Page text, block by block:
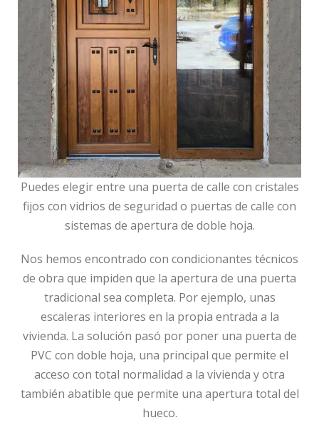
Puedes elegir entre una puerta de calle con cristales
fijos con vidrios de seguridad o puertas de calle con
sistemas de apertura de doble hoja.
Nos hemos encontrado con condicionantes técnicos
de obra que impiden que la apertura de una puerta
tradicional sea completa. Por ejemplo, unas
escaleras interiores en la propia entrada a la
vivienda. La solución pasó por poner una puerta de
PVC con doble hoja, una principal que permite el
acceso con total normalidad a la vivienda y otra
también abatible que permite una apertura total del
hueco.